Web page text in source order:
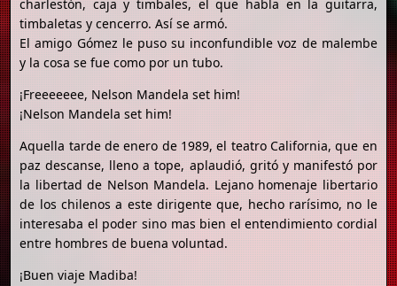
charlestón, caja y timbales, el que habla en la guitarra,
timbaletas y cencerro. Así se armó.
El amigo Gómez le puso su inconfundible voz de malembe
y la cosa se fue como por un tubo.
¡Freeeeeee, Nelson Mandela set him!
¡Nelson Mandela set him!
Aquella tarde de enero de 1989, el teatro California, que en
paz descanse, lleno a tope, aplaudió, gritó y manifestó por
la libertad de Nelson Mandela. Lejano homenaje libertario
de los chilenos a este dirigente que, hecho rarísimo, no le
interesaba el poder sino mas bien el entendimiento cordial
entre hombres de buena voluntad.
¡Buen viaje Madiba!